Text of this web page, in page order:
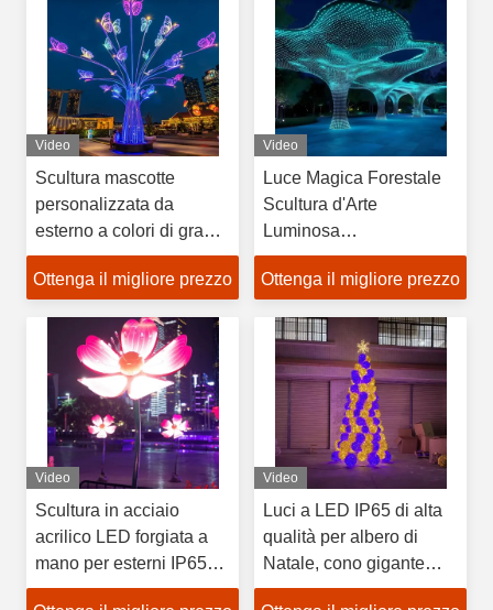
Video
Scultura mascotte
personalizzata da
esterno a colori di grandi
dimensioni con farfalla e
luci a LED, lampione
Ottenga il migliore prezzo
Video
Luce Magica Forestale
Scultura d'Arte
Luminosa
Personalizzata per
Parchi a Tema Giardini
Ottenga il migliore prezzo
Video
Scultura in acciaio
acrilico LED forgiata a
mano per esterni IP65
personalizzata di grandi
Video
Luci a LED IP65 di alta
qualità per albero di
Natale, cono gigante
festivo con alimentatore